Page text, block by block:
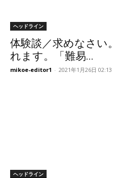
ヘッドライン
体験談／求めなさい
れます。「難易...
mikoe-editor1 - 2021年1月26日 02:13
ヘッドライン